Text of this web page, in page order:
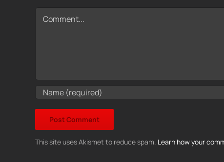
Comment
This site uses Akismet to reduce spam. Learn how your